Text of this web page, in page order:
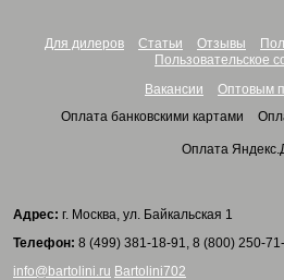
Для дилеров Статьи Отзывы
Пользовательское
Вакансии
Оптовым
Оплата банковскими картами
Оплата
Адрес: г. Москва, ул. Байкальская 1
Телефон: 8 (499) 381-18-91, 8 (800) 250-
info@bartolini.ru Bartolini702